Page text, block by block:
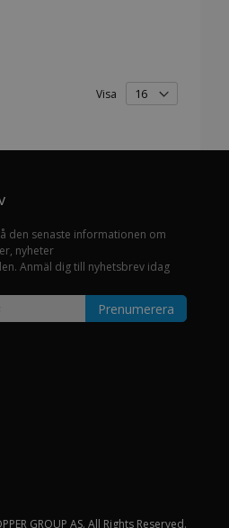
Visa
den senaste informationen om
nyheter
Anmäl dig till nyhetsbrev idag
Prenumerera
GROUP AS. All Rights Reserved.